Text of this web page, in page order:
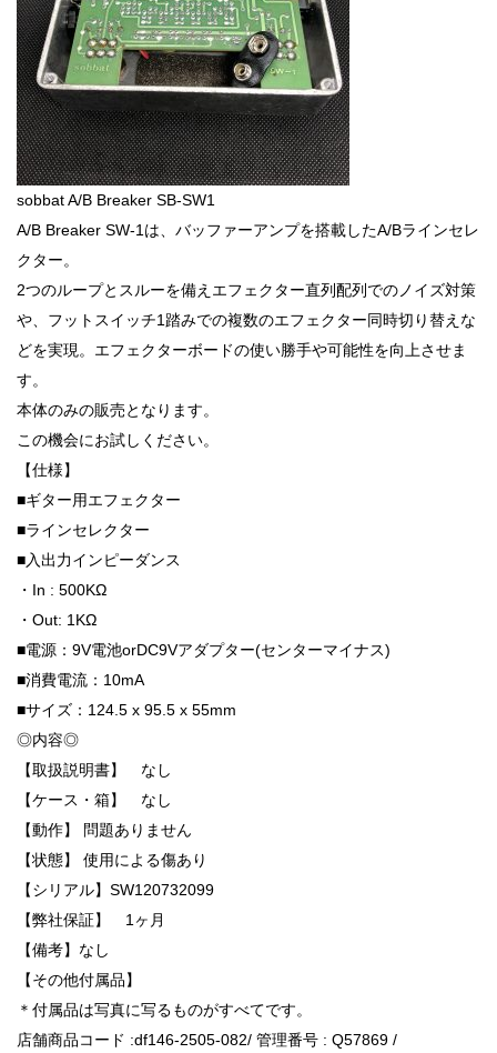
sobbat A/B Breaker SB-SW1
A/B Breaker SW-1は、バッファーアンプを搭載したA/Bラインセレ
クター。
2つのループとスルーを備えエフェクター直列配列でのノイズ対策
や、フットスイッチ1踏みでの複数のエフェクター同時切り替えな
どを実現。エフェクターボードの使い勝手や可能性を向上させま
す。
本体のみの販売となります。
この機会にお試しください。
【仕様】
■ギター用エフェクター
■ラインセレクター
■入出力インピーダンス
・In : 500KΩ
・Out: 1KΩ
■電源：9V電池orDC9Vアダプター(センターマイナス)
■消費電流：10mA
■サイズ：124.5 x 95.5 x 55mm
◎内容◎
【取扱説明書】 なし
【ケース・箱】 なし
【動作】 問題ありません
【状態】 使用による傷あり
【シリアル】SW120732099
【弊社保証】 1ヶ月
【備考】なし
【その他付属品】
＊付属品は写真に写るものがすべてです。
店舗商品コード :df146-2505-082/ 管理番号 : Q57869 /